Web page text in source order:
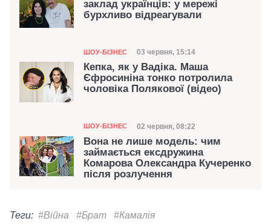
заклад українців: у мережі
бурхливо відреагували
Категорія
ШОУ-БІЗНЕС Дата публікації
03 червня, 15:14
Кепка, як у Вадіка. Маша
Єфросиніна тонко потролила
чоловіка Полякової (відео)
Категорія
ШОУ-БІЗНЕС Дата публікації
02 червня, 08:22
Вона не лише модель: чим
займається ексдружина
Комарова Олександра Кучеренко
після розлучення
Теги: #Війна #Брат #Камалія